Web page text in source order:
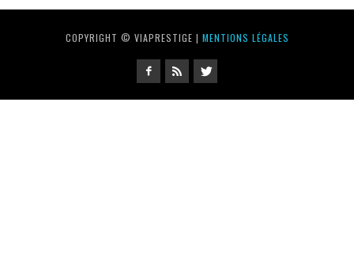
COPYRIGHT © VIAPRESTIGE | MENTIONS LÉGALES